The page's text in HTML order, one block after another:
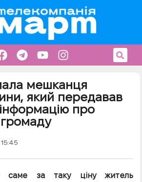
мешканця
який передавав
про
15:45
за таку ціну житель